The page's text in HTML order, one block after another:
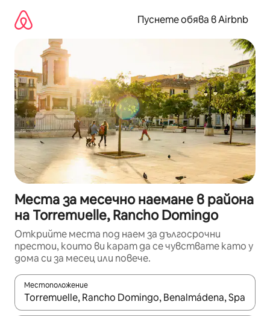
съдържанието
Пуснете обява в Airbnb
Места за месечно наемане в района
на Torremuelle, Rancho Domingo
Открийте места под наем за дългосрочни
престои, които ви карат да се чувствате като у
дома си за месец или повече.
Местоположение
Когато резултатите се покажат, използвайте